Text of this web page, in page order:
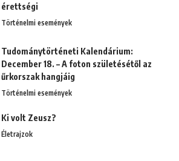
érettségi
Történelmi események
Tudománytörténeti Kalendárium:
December 18. – A foton születésétől az
űrkorszak hangjáig
Történelmi események
Ki volt Zeusz?
Életrajzok